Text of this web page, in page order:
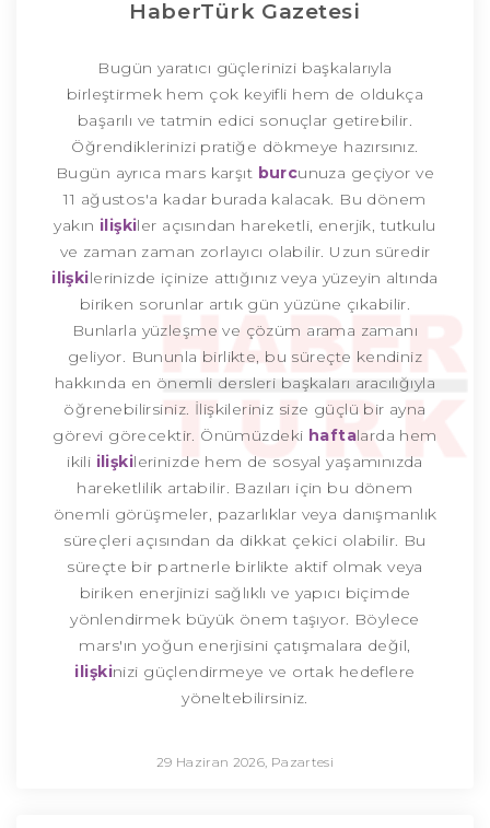
HaberTürk Gazetesi
Bugün yaratıcı güçlerinizi başkalarıyla
birleştirmek hem çok keyifli hem de oldukça
başarılı ve tatmin edici sonuçlar getirebilir.
Öğrendiklerinizi pratiğe dökmeye hazırsınız.
Bugün ayrıca mars karşıt burcunuza geçiyor ve
11 ağustos'a kadar burada kalacak. Bu dönem
yakın ilişkiler açısından hareketli, enerjik, tutkulu
ve zaman zaman zorlayıcı olabilir. Uzun süredir
ilişkilerinizde içinize attığınız veya yüzeyin altında
biriken sorunlar artık gün yüzüne çıkabilir.
Bunlarla yüzleşme ve çözüm arama zamanı
geliyor. Bununla birlikte, bu süreçte kendiniz
hakkında en önemli dersleri başkaları aracılığıyla
öğrenebilirsiniz. İlişkileriniz size güçlü bir ayna
görevi görecektir. Önümüzdeki haftalarda hem
ikili ilişkilerinizde hem de sosyal yaşamınızda
hareketlilik artabilir. Bazıları için bu dönem
önemli görüşmeler, pazarlıklar veya danışmanlık
süreçleri açısından da dikkat çekici olabilir. Bu
süreçte bir partnerle birlikte aktif olmak veya
biriken enerjinizi sağlıklı ve yapıcı biçimde
yönlendirmek büyük önem taşıyor. Böylece
mars'ın yoğun enerjisini çatışmalara değil,
ilişkinizi güçlendirmeye ve ortak hedeflere
yöneltebilirsiniz.
29 Haziran 2026, Pazartesi